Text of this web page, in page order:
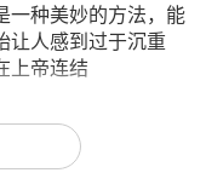
一种美妙的方法，能
让人感到过于沉重
上帝连结
08-05